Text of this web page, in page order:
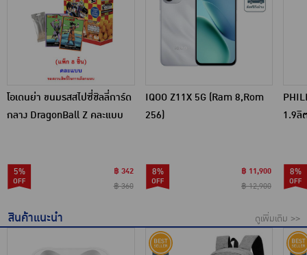
โอเดนย่า ขนมรสสไปซี่ชิลลี่การ์ด
กลาง DragonBall Z คละแบบ
5%
฿ 342
฿ 360
IQOO Z11X 5G (Ram 8,Rom
256)
8%
฿ 11,900
฿ 12,900
1.9ลิ
8%
สินค้าแนะนำ ดูเพิ่มเติม >>